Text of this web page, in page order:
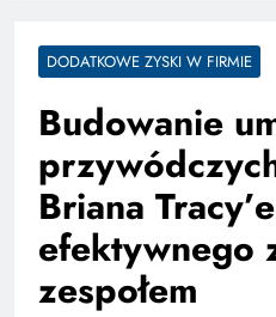
DODATKOWE ZYSKI W FIRMIE
Budowanie
Briana
efektywnego
zespołem